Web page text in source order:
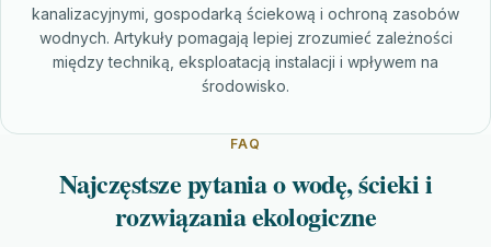
kanalizacyjnymi, gospodarką ściekową i ochroną zasobów
wodnych. Artykuły pomagają lepiej zrozumieć zależności
między techniką, eksploatacją instalacji i wpływem na
środowisko.
FAQ
Najczęstsze pytania o wodę, ścieki i
rozwiązania ekologiczne